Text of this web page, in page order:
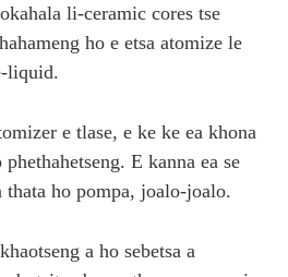
li-ceramic cores tse
ho e etsa atomize le
liquid.
e tlase, e ke ke ea khona
E kanna ea se
thata ho pompa, joalo-joalo.
a ho sebetsa a